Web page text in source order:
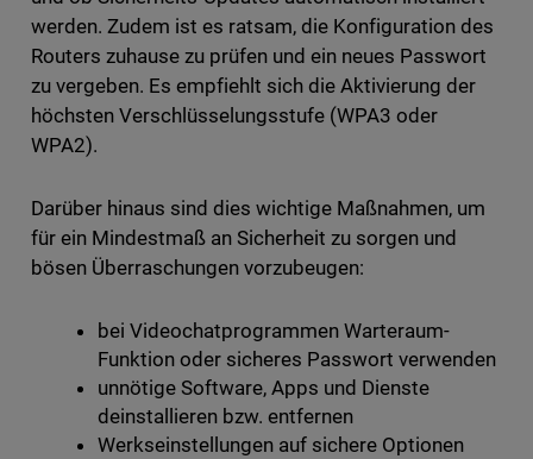
werden. Zudem ist es ratsam, die Konfiguration des
Routers zuhause zu prüfen und ein neues Passwort
zu vergeben. Es empfiehlt sich die Aktivierung der
höchsten Verschlüsselungsstufe (WPA3 oder
WPA2).
Darüber hinaus sind dies wichtige Maßnahmen, um
für ein Mindestmaß an Sicherheit zu sorgen und
bösen Überraschungen vorzubeugen:
bei Videochatprogrammen Warteraum-
Funktion oder sicheres Passwort verwenden
unnötige Software, Apps und Dienste
deinstallieren bzw. entfernen
Werkseinstellungen auf sichere Optionen